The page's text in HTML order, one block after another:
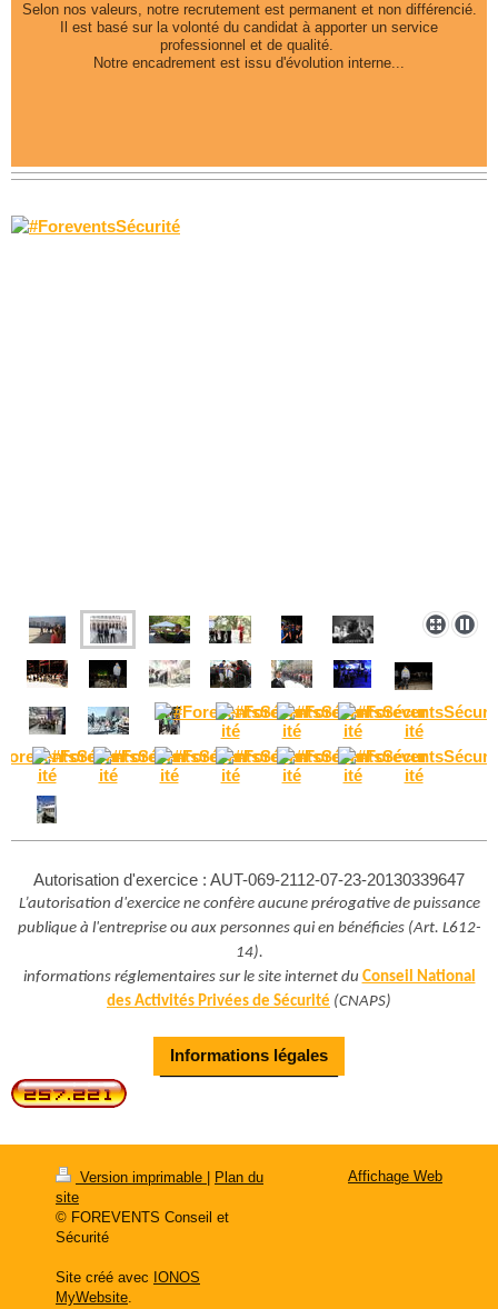
Selon nos valeurs, notre recrutement est permanent et non différencié.
Il est basé sur la volonté du candidat à apporter un service
professionnel et de qualité.
Notre encadrement est issu d'évolution interne...
Autorisation d'exercice : AUT-069-2112-07-23-20130339647
L’autorisation d'exercice ne confère aucune prérogative de puissance
publique à l'entreprise ou aux personnes qui en bénéficies(Art. L612-
14).
informations réglementaires sur le site internet du Conseil National
des Activités Privées de Sécurité (CNAPS)
Informations légales
Version imprimable
Plan du
site
© FOREVENTS Conseil et
Sécurité
Site créé avec IONOS
MyWebsite.
Affichage Web